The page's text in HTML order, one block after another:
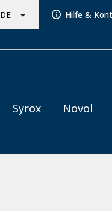
DE Hilfe &
Syrox Novol